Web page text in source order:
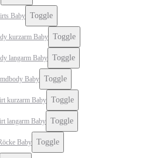
Baby Toggle
kurzarm Baby Toggle
langarm Baby Toggle
Baby Toggle
kurzarm Baby Toggle
langarm Baby Toggle
Baby Toggle